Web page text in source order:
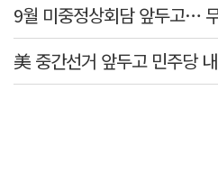
9월 미중정상회담 앞두고…
美 중간선거 앞두고 민주당